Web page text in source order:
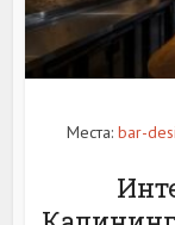
Места: bar-